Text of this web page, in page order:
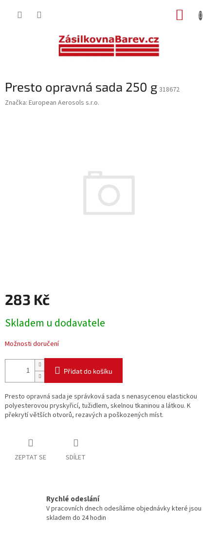
Presto opravná sada 250 g 318672
Značka: European Aerosols s.r.o.
283 Kč
cena:
Skladem u dodavatele
Možnosti doručení
Přidat do košíku
Presto opravná sada je správková sada s nenasycenou elastickou
polyesterovou pryskyřicí, tužidlem, skelnou tkaninou a látkou. K
překrytí větších otvorů, rezavých a poškozených míst.
ZEPTAT SE SDÍLET
Rychlé odeslání
V pracovních dnech odesíláme objednávky které jsou
skladem do 24 hodin